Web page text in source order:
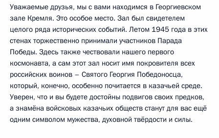
Уважаемые друзья, мы с вами находимся в Георгиевском
зале Кремля. Это особое место. Зал был свидетелем
целого ряда исторических событий. Летом 1945 года в этих
стенах торжественно принимали участников Парада
Победы. Здесь также чествовали нашего первого
космонавта, а сам этот зал носит имя покровителя всех
российских воинов – Святого Георгия Победоносца,
который, конечно, особенно почитается в казачьей среде.
Уверен, что и вы будете достойны подвигов своих предков,
а знамёна войсковых казачьих обществ станут для вас ещё
одним символом мужества, духовной твёрдости и силы.